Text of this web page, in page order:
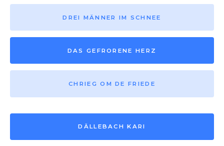
DREI MÄNNER IM SCHNEE
DAS GEFRORENE HERZ
CHRIEG OM DE FRIEDE
DÄLLEBACH KARI